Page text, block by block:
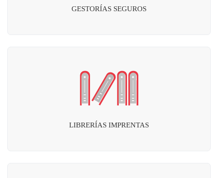
GESTORÍAS SEGUROS
LIBRERÍAS IMPRENTAS